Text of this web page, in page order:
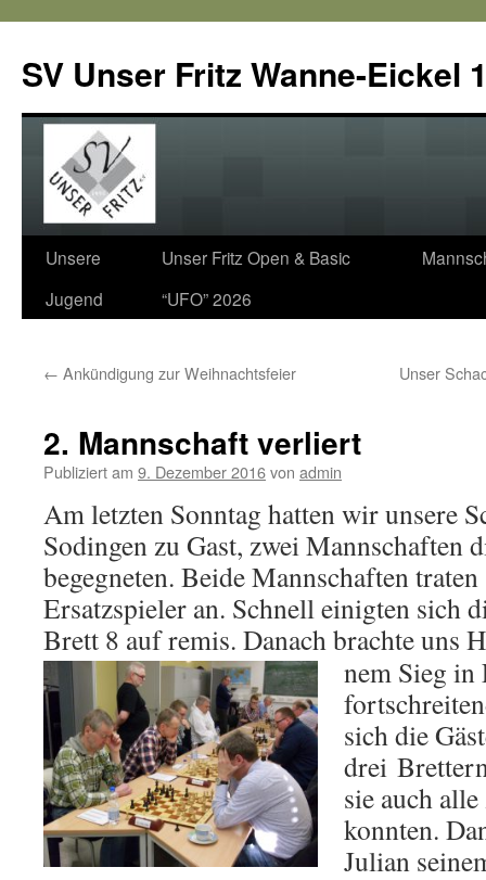
SV Unser Fritz Wanne-Eickel
Zum
Inhalt
Unsere
Jugend
Unser Fritz Open & Basic
“UFO” 2026
← Ankündigung zur Weihnachtsfeier Unser
2. Mannschaft verliert
Publiziert am 9. Dezember 2016von admin
Am letzten Sonntag hatten wir unsere
Sodingen zu Gast, zwei Mannschaften
begegneten. Beide Mannschaften
Ersatzspieler an. Schnell einigten sich
Brett 8 auf remis. Danach brachte uns
nem Sieg
sich die
drei
sie auch
konnten.
Julian